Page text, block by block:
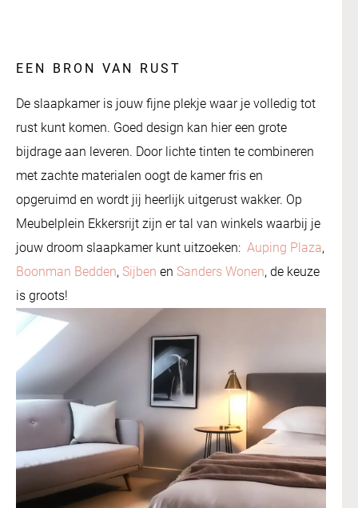
EEN BRON VAN RUST
De slaapkamer is jouw fijne plekje waar je volledig tot
rust kunt komen. Goed design kan hier een grote
bijdrage aan leveren. Door lichte tinten te combineren
met zachte materialen oogt de kamer fris en
opgeruimd en wordt jij heerlijk uitgerust wakker. Op
Meubelplein Ekkersrijt zijn er tal van winkels waarbij je
jouw droom slaapkamer kunt uitzoeken: Auping Plaza,
Boonman Bedden, Sijben en Sanders Wonen, de keuze
is groots!